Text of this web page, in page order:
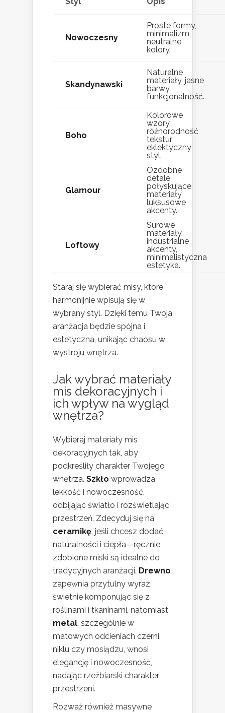
Nowoczesny
Proste formy,
minimalizm,
neutralne
kolory.
Skandynawski
Naturalne
materiały, jasne
barwy,
funkcjonalność.
Boho
Kolorowe
wzory,
różnorodność
tekstur,
eklektyczny
styl.
Glamour
Ozdobne
detale,
połyskujące
materiały,
luksusowe
akcenty.
Loftowy
Surowe
materiały,
industrialne
akcenty,
minimalistyczna
estetyka.
Staraj się wybierać misy, które
harmonijnie wpisują się w
wybrany styl. Dzięki temu Twoja
aranżacja będzie spójna i
estetyczna, unikając chaosu w
wystroju wnętrza.
Jak wybrać materiały
mis dekoracyjnych i
ich wpływ na wygląd
wnętrza?
Wybieraj materiały mis
dekoracyjnych tak, aby
podkreśliły charakter Twojego
wnętrza. Szkło wprowadza
lekkość i nowoczesność,
odbijając światło i rozświetlając
przestrzeń. Zdecyduj się na
ceramikę, jeśli chcesz dodać
naturalności i ciepła—ręcznie
zdobione miski są idealne do
tradycyjnych aranżacji. Drewno
zapewnia przytulny wyraz,
świetnie komponując się z
roślinami i tkaninami, natomiast
metal, szczególnie w
matowych odcieniach czerni,
niklu czy mosiądzu, wnosi
elegancję i nowoczesność,
nadając rzeźbiarski charakter
przestrzeni.
Rozważ również masywne